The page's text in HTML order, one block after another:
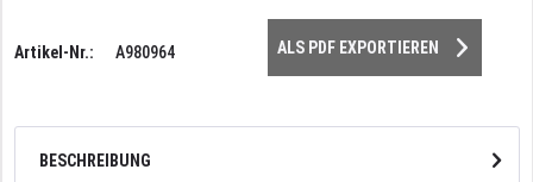
Artikel-Nr.: A980964 ALS PDF EXPORTIEREN
BESCHREIBUNG